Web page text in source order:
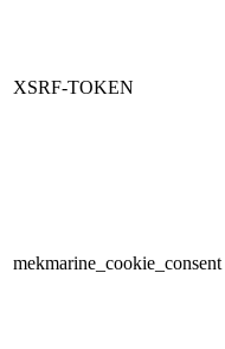
XSRF-TOKEN
mekmarine_cookie_consent